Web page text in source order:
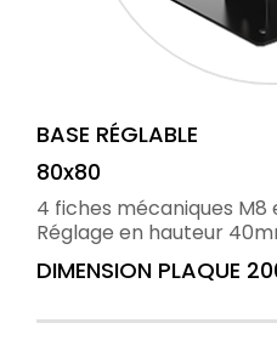
BASE RÉGLABLE
80x80
4 fiches mécaniques M8
Réglage en hauteur
DIMENSION PLAQUE